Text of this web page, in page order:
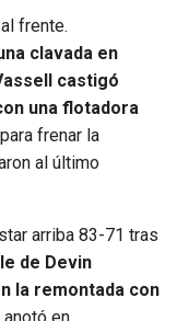
frente.
clavada en
castigó
una flotadora
para frenar la
al último
arriba 83-71 tras
de Devin
la remontada con